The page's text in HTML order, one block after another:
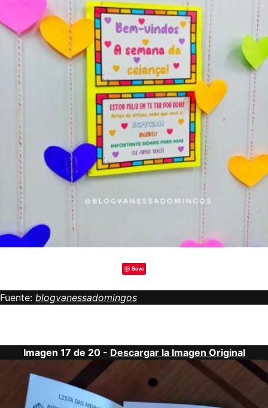
Save
Fuente: blogvanessadomingos
Imagen 17 de 20 - Descargar la Imagen Original